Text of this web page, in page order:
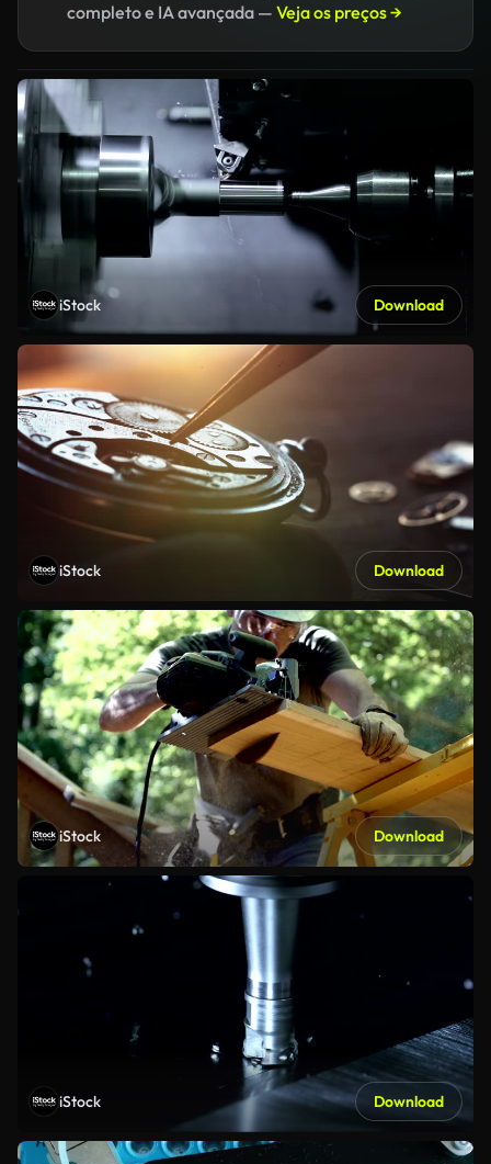
completo e IA avançada — Veja os preços →
iStock Download
iStock Download
iStock Download
iStock Download